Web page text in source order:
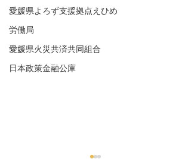
愛媛県よろず支援拠点えひめ
労働局
愛媛県火災共済共同組合
日本政策金融公庫